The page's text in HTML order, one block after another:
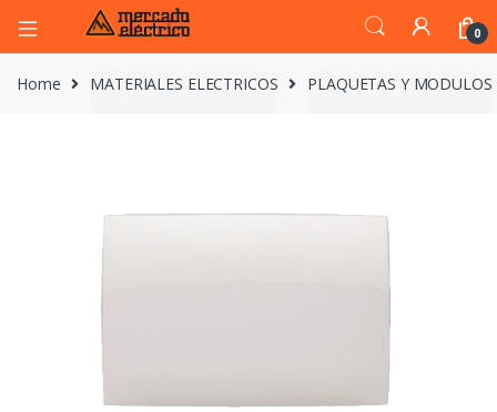
0
Home MATERIALES ELECTRICOS PLAQUETAS Y MODULOS